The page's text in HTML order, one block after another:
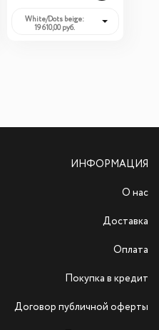
White/Dots beige:
19 610,00 руб.
ИНФОРМАЦИЯ
О нас
Доставка
Оплата
Покупка в кредит
Договор публичной оферты